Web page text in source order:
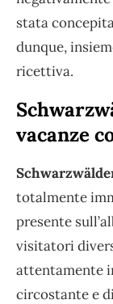
stata
dunque,
ricettiva.
vacanze
totalmente
presente
visitatori
attentamente
circostante e